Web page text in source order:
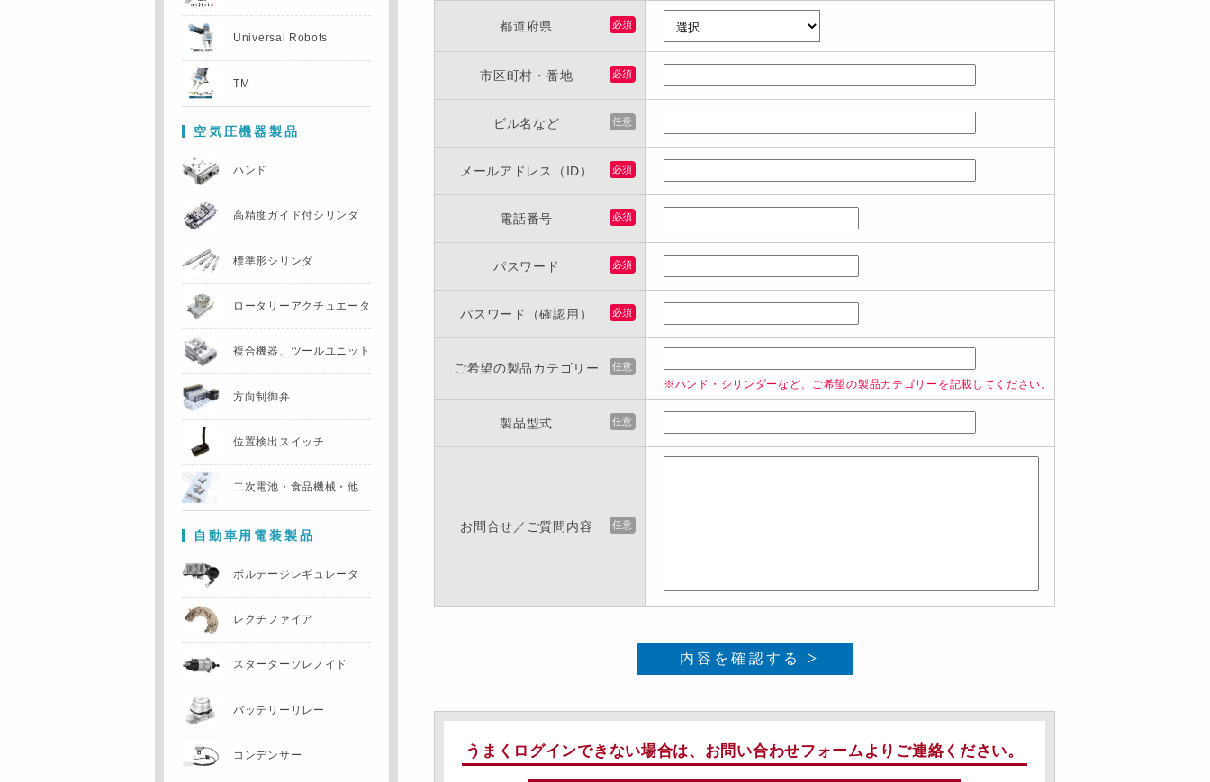
都道府県 必須
市区町村・番地 必須
ビル名など 任意
メールアドレス（ID） 必須
電話番号 必須
パスワード 必須
パスワード（確認用） 必須
ご希望の製品カテゴリー 任意
※ハンド・シリンダーなど、ご希望の製品カテゴリーを記載してください。
製品型式 任意
お問合せ／ご質問内容 任意
内容を確認する
うまくログインできない場合は、お問い合わせフォームよりご連絡ください。
Universal Robots
TM
空気圧機器製品
ハンド
高精度ガイド付シリンダ
標準形シリンダ
ロータリー アクチュエータ
複合機器、 ツールユニット
方向制御弁
位置検出スイッチ
二次電池・食品機械・他
自動車用電装製品
ボルテージレギュレータ
レクチファイア
スターターソレノイド
バッテリーリレー
コンデンサー